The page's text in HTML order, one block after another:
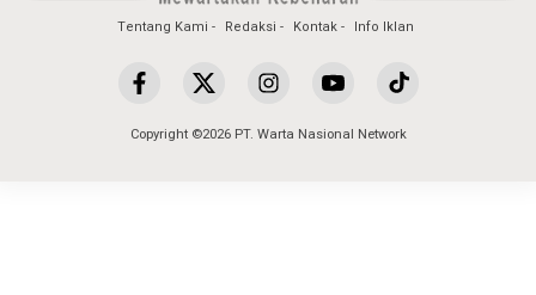
Tentang Kami Redaksi Kontak Info Iklan
Copyright ©2026 PT. Warta Nasional Network